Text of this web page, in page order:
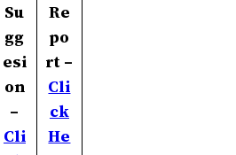
Su
gg
esi
on
–
Cli
Re
po
rt –
Cli
ck
He